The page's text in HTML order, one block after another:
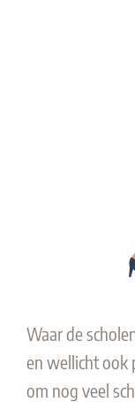
Waar de
en wellicht ook
om nog veel